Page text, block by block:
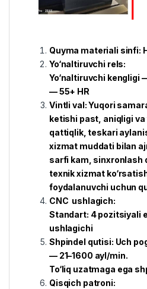
Quyma materiali sinfi:
Yo‘naltiruvchi rels:
Yo‘naltiruvchi kengligi
— 55+ HR
Vintli val:Yuqori
ketishi past, aniqligi
qattiqlik, teskari
xizmat muddati bilan
sarfi kam, sinxronlash
texnik xizmat
foydalanuvchi uchun
CNC ushlagich:
Standart: 4 pozitsiyali
ushlagichi
Shpindel qutisi: Uch
— 21–1600 ayl/min.
To‘liq uzatmaga ega
Qisqich patroni: